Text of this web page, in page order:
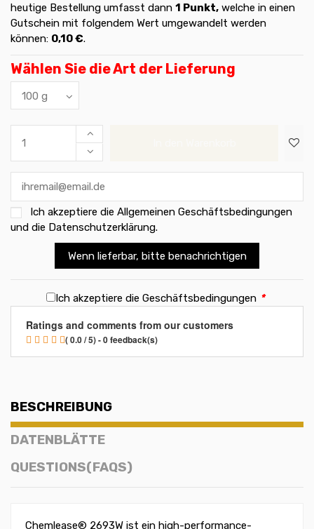
heutige Bestellung umfasst dann 1 Punkt, welche in einen
Gutschein mit folgendem Wert umgewandelt werden
können: 0,10 €.
Wählen Sie die Art der Lieferung
Ich akzeptiere die Allgemeinen Geschäftsbedingungen
und die Datenschutzerklärung.
Wenn lieferbar, bitte benachrichtigen
Ich akzeptiere die Geschäftsbedingungen *
Ratings and comments from our customers
( 0.0 / 5) - 0 feedback(s)
BESCHREIBUNG
DATENBLÄTTE
QUESTIONS(FAQS)
Chemlease® 2693W ist ein high-performance-